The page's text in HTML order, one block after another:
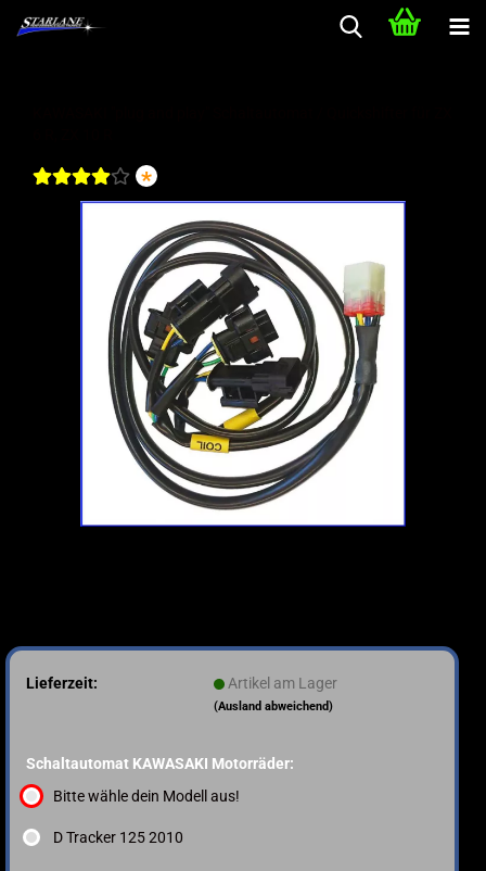
*
Lieferzeit: Artikel am Lager
(Ausland abweichend)
Schaltautomat KAWASAKI Motorräder:
Bitte wähle dein Modell aus!
D Tracker 125 2010